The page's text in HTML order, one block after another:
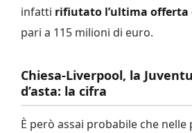
infatti rifiutato l’ultima offerta
pari a 115 milioni di euro.
Chiesa-Liverpool, la
d’asta: la cifra
È però assai probabile che nelle